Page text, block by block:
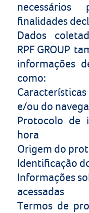
finalidades
Dados coletad
RPF GROUP
informações
como:
e/ou do
Protocolo de
hora
Origem do
Identificação
Informações
acessadas
Termos de